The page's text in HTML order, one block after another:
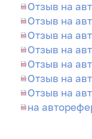
Отзыв на
Отзыв на
Отзыв на
Отзыв на
Отзыв на
Отзыв на
Отзыв на
на